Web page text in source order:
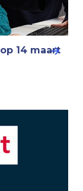
14 maart